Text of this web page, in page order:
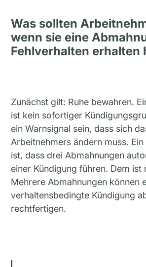
Was sollten
wenn sie eine
Fehlverhalten erhalten
Zunächst gilt: Ruhe bewahren.
ist kein sofortiger
ein Warnsignal sein, dass sich
Arbeitnehmers ändern muss.
ist, dass drei Abmahnungen
einer Kündigung führen. Dem ist
Mehrere Abmahnungen können
verhaltensbedingte Kündigung
rechtfertigen.